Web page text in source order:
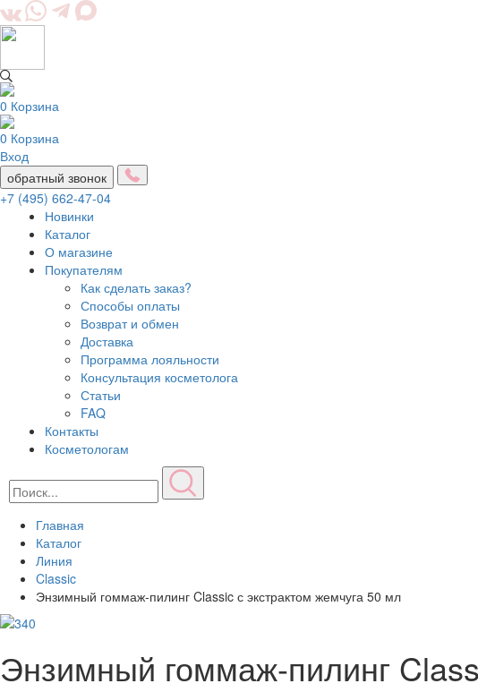
0 Корзина
0 Корзина
Вход
обратный звонок
+7 (495) 662-47-04
Новинки
Каталог
О магазине
Покупателям
Как сделать заказ?
Способы оплаты
Возврат и обмен
Доставка
Программа лояльности
Консультация косметолога
Статьи
FAQ
Контакты
Косметологам
Главная
Каталог
Линия
Classic
Энзимный гоммаж-пилинг Classic с экстрактом жемчуга 50 мл
Энзимный гоммаж-пилинг